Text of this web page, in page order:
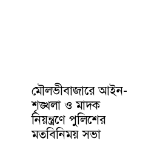
মৌলভীবাজারে আইন-
শৃঙ্খলা ও মাদক
নিয়ন্ত্রণে পুলিশের
মতবিনিময় সভা